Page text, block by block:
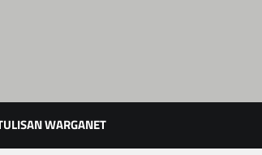
WARGANET